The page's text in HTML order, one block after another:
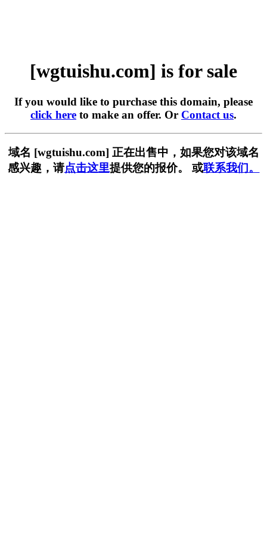
[wgtuishu.com] is for sale
If you would like to purchase this domain, please
click here to make an offer. Or Contact us.
域名 [wgtuishu.com] 正在出售中，如果您对该域名
感兴趣，请点击这里提供您的报价。 或联系我们。